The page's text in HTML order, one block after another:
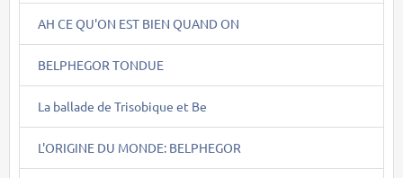
AH CE QU'ON EST BIEN QUAND ON
BELPHEGOR TONDUE
La ballade de Trisobique et Be
L'ORIGINE DU MONDE: BELPHEGOR